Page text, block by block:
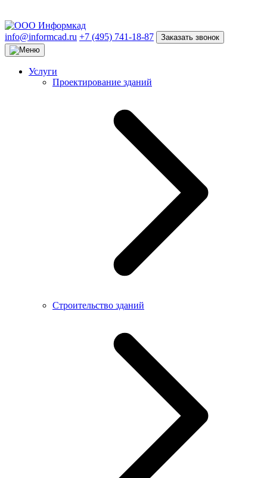
info@informcad.ru +7 (495) 741-18-87 Заказать звонок
Услуги
Проектирование зданий
Строительство зданий